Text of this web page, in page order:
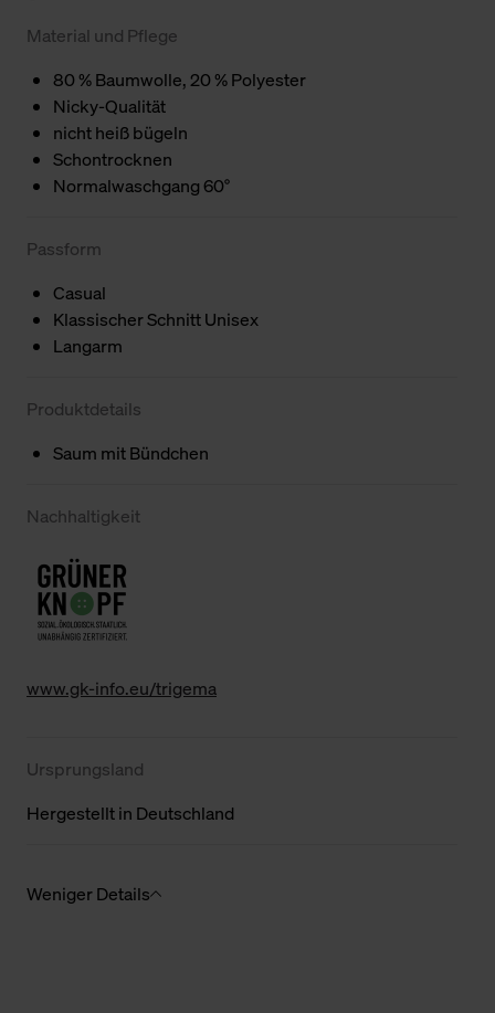
Material und Pflege
80 % Baumwolle, 20 % Polyester
Nicky-Qualität
nicht heiß bügeln
Schontrocknen
Normalwaschgang 60°
Passform
Casual
Klassischer Schnitt Unisex
Langarm
Produktdetails
Saum mit Bündchen
Nachhaltigkeit
www.gk-info.eu/trigema
Ursprungsland
Hergestellt in Deutschland
Weniger Details